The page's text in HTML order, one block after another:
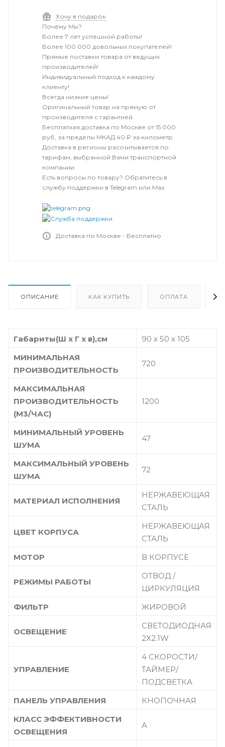
Хочу в подарок
Почему Мы?
Более 7 лет успешной работы!
Более 100 000 довольных покупателей!
Прямые поставки товара от ведущих
производителей!
Индивидуальный подход к каждому
клиенту!
Всегда низкие цены!
Оригинальный товар на прямую от
производителя с гарантией.
Бесплатная доставка по Москве от 15 000
руб, за пределы МКАД 40 ₽ за километр.
Доставка в регионы рассчитывается по
тарифам, выбранной Вами транспортной
компании.
Есть вопросы по товару? Обратитесь в
службу поддержки в Telegram или Max.
Доставка по Москве - Бесплатно
ОПИСАНИЕ КАК КУПИТЬ ОПЛАТА
Габариты(Ш х Г х в),см
90 х 50 х 105
МИНИМАЛЬНАЯ
ПРОИЗВОДИТЕЛЬНОСТЬ
720
МАКСИМАЛЬНАЯ
ПРОИЗВОДИТЕЛЬНОСТЬ
(М3/ЧАС)
1200
МИНИМАЛЬНЫЙ УРОВЕНЬ
ШУМА
47
МАКСИМАЛЬНЫЙ УРОВЕНЬ
ШУМА
72
МАТЕРИАЛ ИСПОЛНЕНИЯ
НЕРЖАВЕЮЩАЯ
СТАЛЬ
ЦВЕТ КОРПУСА
НЕРЖАВЕЮЩАЯ
СТАЛЬ
МОТОР
В КОРПУСЕ
РЕЖИМЫ РАБОТЫ
ОТВОД /
ЦИРКУЛЯЦИЯ
ФИЛЬТР
ЖИРОВОЙ
ОСВЕЩЕНИЕ
СВЕТОДИОДНАЯ
2Х2.1W
УПРАВЛЕНИЕ
4 СКОРОСТИ/
ТАЙМЕР/
ПОДСВЕТКА
ПАНЕЛЬ УПРАВЛЕНИЯ
КНОПОЧНАЯ
КЛАСС ЭФФЕКТИВНОСТИ
ОСВЕЩЕНИЯ
A